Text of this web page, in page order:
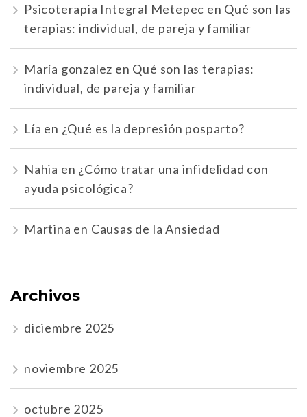
Psicoterapia Integral Metepec en Qué son las
terapias: individual, de pareja y familiar
María gonzalez en Qué son las terapias:
individual, de pareja y familiar
Lía en ¿Qué es la depresión posparto?
Nahia en ¿Cómo tratar una infidelidad con
ayuda psicológica?
Martina en Causas de la Ansiedad
Archivos
diciembre 2025
noviembre 2025
octubre 2025